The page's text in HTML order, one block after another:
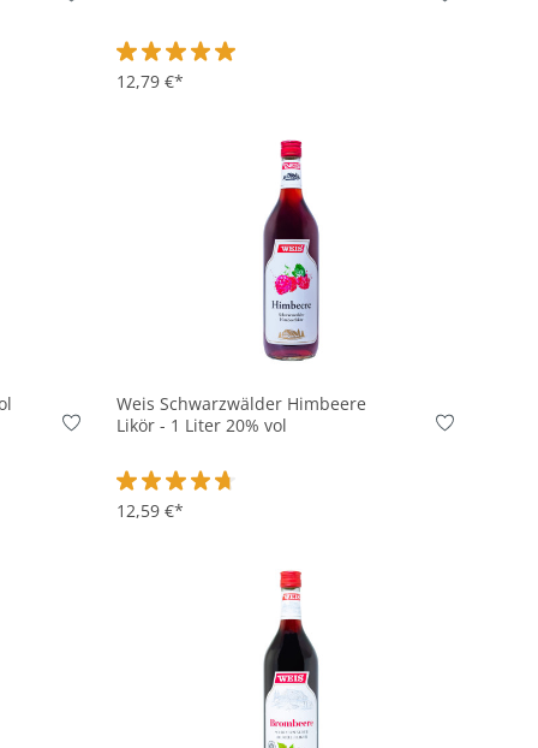
4.5 von 5 SternenDurchschnittliche Bewertung von 5 von 5 Sternen
12,79 €*
4.7 von 5 Sternen
Weis Schwarzwälder Himbeere
Likör - 1 Liter 20% vol
Durchschnittliche Bewertung von 4.8 von 5
12,59 €*
In den Korb